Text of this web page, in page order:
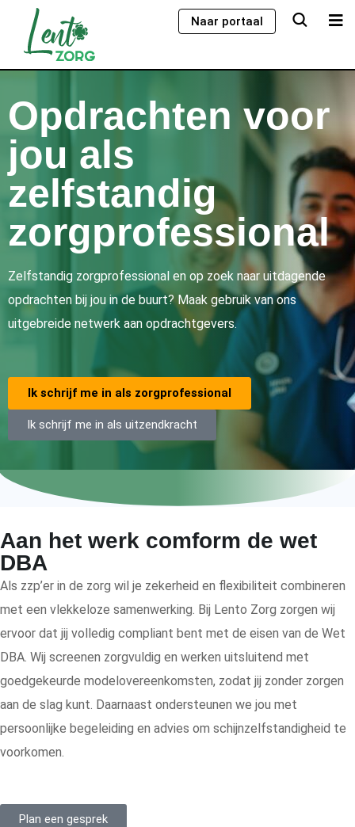
Naar portaal
Opdrachten voor
jou als
zelfstandig
zorgprofessional
Zelfstandig zorgprofessional en op zoek naar uitdagende
opdrachten bij jou in de buurt? Maak gebruik van ons
uitgebreide netwerk aan opdrachtgevers.
Ik schrijf me in als zorgprofessional
Ik schrijf me in als uitzendkracht
Aan het werk comform de wet
DBA
Als zzp’er in de zorg wil je zekerheid en flexibiliteit combineren
met een vlekkeloze samenwerking. Bij Lento Zorg zorgen wij
ervoor dat jij volledig compliant bent met de eisen van de Wet
DBA. Wij screenen zorgvuldig en werken uitsluitend met
goedgekeurde modelovereenkomsten, zodat jij zonder zorgen
aan de slag kunt. Daarnaast ondersteunen we jou met
persoonlijke begeleiding en advies om schijnzelfstandigheid te
voorkomen.
Plan een gesprek